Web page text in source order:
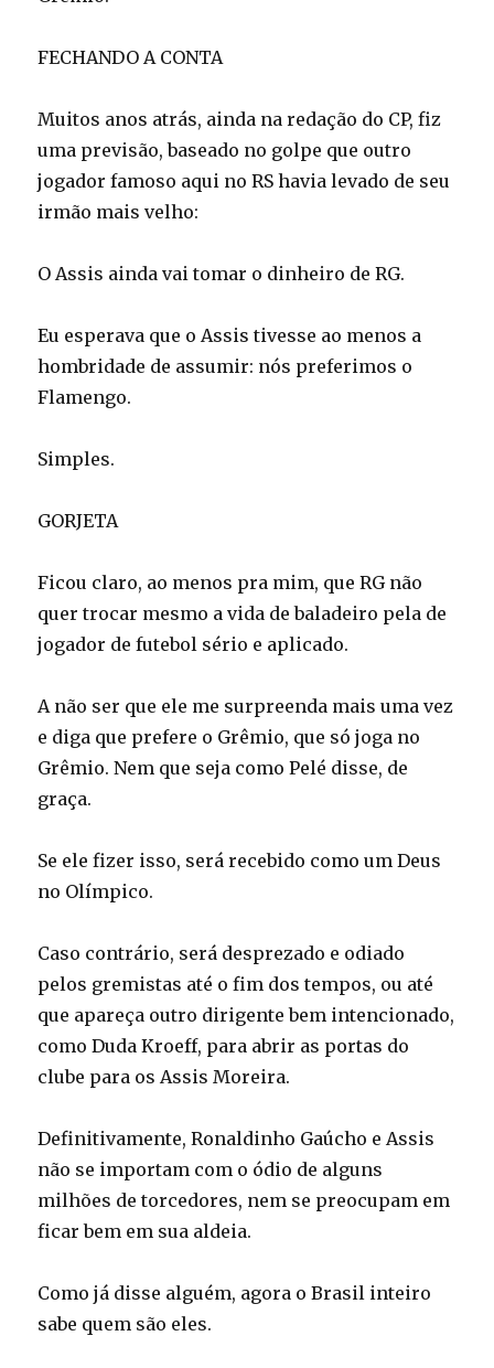
FECHANDO A CONTA
Muitos anos atrás, ainda na redação do CP, fiz
uma previsão, baseado no golpe que outro
jogador famoso aqui no RS havia levado de seu
irmão mais velho:
O Assis ainda vai tomar o dinheiro de RG.
Eu esperava que o Assis tivesse ao menos a
hombridade de assumir: nós preferimos o
Flamengo.
Simples.
GORJETA
Ficou claro, ao menos pra mim, que RG não
quer trocar mesmo a vida de baladeiro pela de
jogador de futebol sério e aplicado.
A não ser que ele me surpreenda mais uma vez
e diga que prefere o Grêmio, que só joga no
Grêmio. Nem que seja como Pelé disse, de
graça.
Se ele fizer isso, será recebido como um Deus
no Olímpico.
Caso contrário, será desprezado e odiado
pelos gremistas até o fim dos tempos, ou até
que apareça outro dirigente bem intencionado,
como Duda Kroeff, para abrir as portas do
clube para os Assis Moreira.
Definitivamente, Ronaldinho Gaúcho e Assis
não se importam com o ódio de alguns
milhões de torcedores, nem se preocupam em
ficar bem em sua aldeia.
Como já disse alguém, agora o Brasil inteiro
sabe quem são eles.